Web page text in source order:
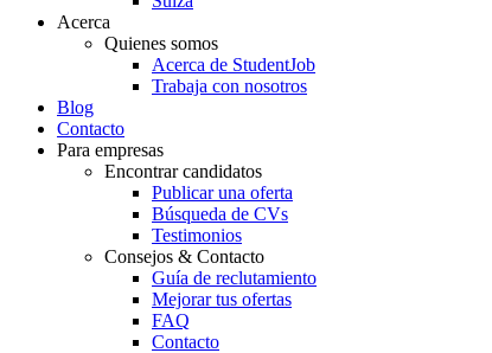
Acerca
Quienes somos
Acerca de StudentJob
Trabaja con nosotros
Blog
Contacto
Para empresas
Encontrar candidatos
Publicar una oferta
Búsqueda de CVs
Testimonios
Consejos & Contacto
Guía de reclutamiento
Mejorar tus ofertas
FAQ
Contacto